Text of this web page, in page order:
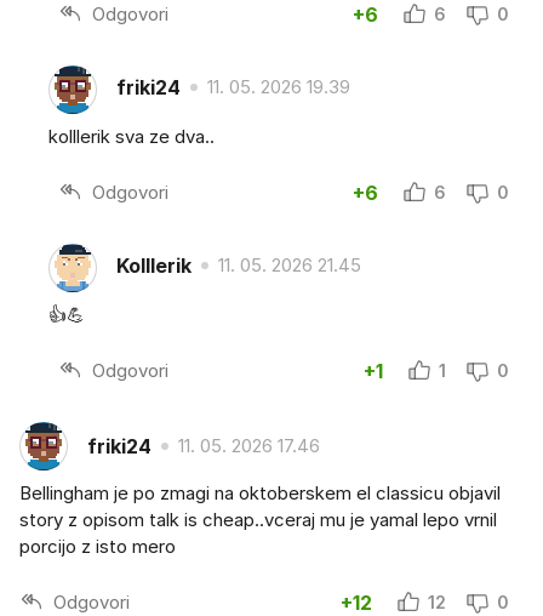
Odgovori +6 6 0
friki24 11. 05. 2026 19.39
kolllerik sva ze dva..
Odgovori +6 6 0
Kolllerik 11. 05. 2026 21.45
👍💪
Odgovori +1 1 0
friki24 11. 05. 2026 17.46
Bellingham je po zmagi na oktoberskem el classicu objavil
story z opisom talk is cheap..vceraj mu je yamal lepo vrnil
porcijo z isto mero
Odgovori +12 12 0